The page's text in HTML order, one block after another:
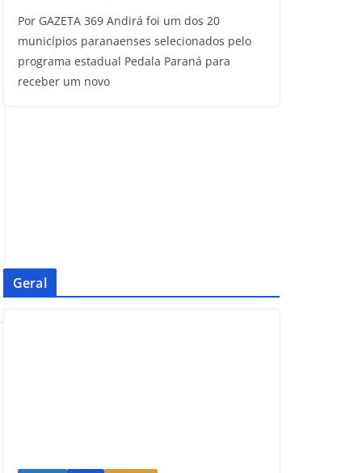
Por GAZETA 369 Andirá foi um dos 20
municípios paranaenses selecionados pelo
programa estadual Pedala Paraná para
receber um novo
Geral